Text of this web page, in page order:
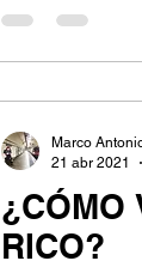
¿CÓMO
RICO?
Marco
21 abr 2021